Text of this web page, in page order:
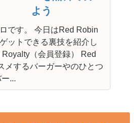
よう
です。 今日はRed Robin
ットできる裏技を紹介し
（会員登録） Red
メするバーガーやのひとつ
...